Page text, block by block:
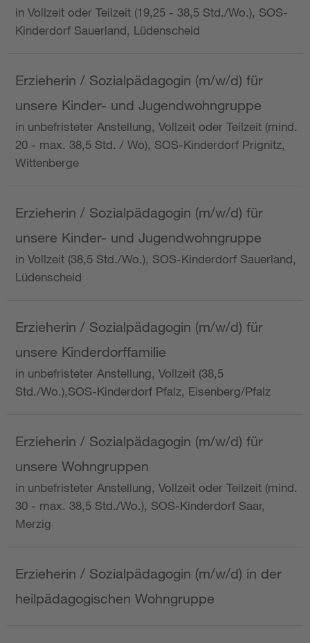
in Vollzeit oder Teilzeit (19,25 - 38,5 Std./Wo.), SOS-
Kinderdorf Sauerland, Lüdenscheid
Erzieherin / Sozialpädagogin (m/w/d) für
unsere Kinder- und Jugendwohngruppe
in unbefristeter Anstellung, Vollzeit oder Teilzeit (mind.
20 - max. 38,5 Std. / Wo), SOS-Kinderdorf Prignitz,
Wittenberge
Erzieherin / Sozialpädagogin (m/w/d) für
unsere Kinder- und Jugendwohngruppe
in Vollzeit (38,5 Std./Wo.), SOS-Kinderdorf Sauerland,
Lüdenscheid
Erzieherin / Sozialpädagogin (m/w/d) für
unsere Kinderdorffamilie
in unbefristeter Anstellung, Vollzeit (38,5
Std./Wo.),SOS-Kinderdorf Pfalz, Eisenberg/Pfalz
Erzieherin / Sozialpädagogin (m/w/d) für
unsere Wohngruppen
in unbefristeter Anstellung, Vollzeit oder Teilzeit (mind.
30 - max. 38,5 Std./Wo.), SOS-Kinderdorf Saar,
Merzig
Erzieherin / Sozialpädagogin (m/w/d) in der
heilpädagogischen Wohngruppe